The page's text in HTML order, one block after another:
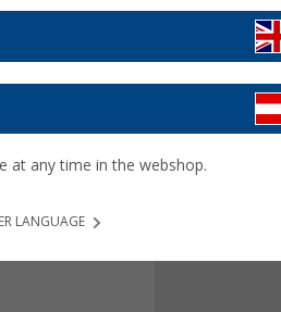
Bis zu 5%
Ausführung
at any time in the webshop.
LANGUAGE